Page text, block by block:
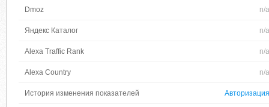
Dmoz n/a
Яндекс Каталог n/a
Alexa Traffic Rank n/a
Alexa Country n/a
История изменения показателей Авторизация